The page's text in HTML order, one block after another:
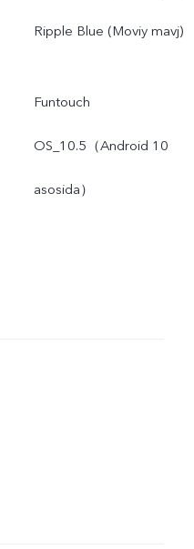
Ripple Blue (Moviy mavj)
Funtouch
OS_10.5（Android 10
asosida）